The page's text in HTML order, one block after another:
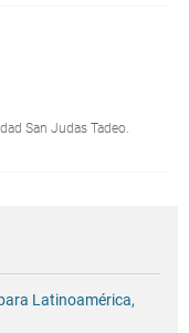
San Judas Tadeo.
Latinoamérica,